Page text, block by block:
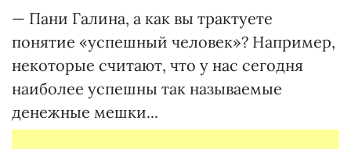
— Пани Галина, а как вы трактуете
понятие «успешный человек»? Например,
некоторые считают, что у нас сегодня
наиболее успешны так называемые
денежные мешки...